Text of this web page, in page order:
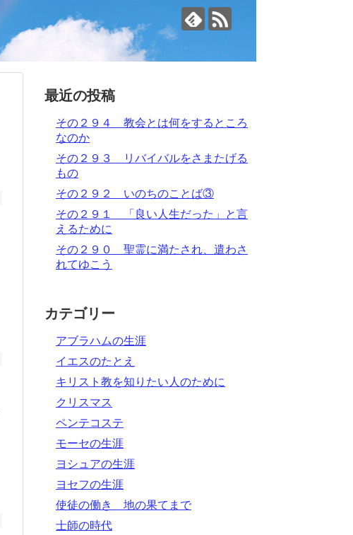
最近の投稿
その２９４ 教会とは何をするところ
なのか
その２９３ リバイバルをさまたげる
もの
その２９２ いのちのことば③
その２９１ 「良い人生だった」と言
えるために
その２９０ 聖霊に満たされ、遣わさ
れてゆこう
カテゴリー
アブラハムの生涯
イエスのたとえ
キリスト教を知りたい人のために
クリスマス
ペンテコステ
モーセの生涯
ヨシュアの生涯
ヨセフの生涯
使徒の働き 地の果てまで
士師の時代